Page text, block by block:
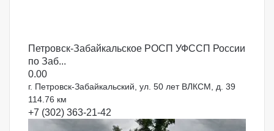
Петровск-Забайкальское РОСП УФССП России
по Заб...
0.00
г. Петровск-Забайкальский, ул. 50 лет ВЛКСМ, д. 39
114.76 км
+7 (302) 363-21-42